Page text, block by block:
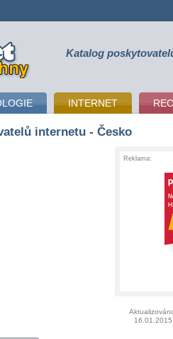
Katalog
INTERNET
internetu - Česko
Reklama:
16.01.2015